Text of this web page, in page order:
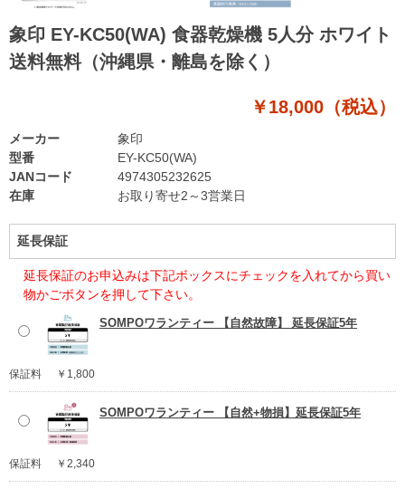
象印 EY-KC50(WA) 食器乾燥機 5人分 ホワイト
送料無料（沖縄県・離島を除く）
￥18,000（税込）
型番
EY-KC50(WA)
JANコード
4974305232625
在庫
お取り寄せ2～3営業日
メーカー 象印
延長保証
延長保証のお申込みは下記ボックスにチェックを入れてから買い
物かごボタンを押して下さい。
SOMPOワランティー 【自然故障】 延長保証5年
保証料 ￥1,800
SOMPOワランティー 【自然+物損】延長保証5年
保証料 ￥2,340